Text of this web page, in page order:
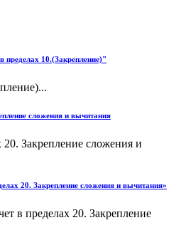
пределах 10.(Закрепление)"
сложения и вычитания
Закрепление сложения и
20. Закрепление сложения и вычитания»
в пределах 20. Закрепление